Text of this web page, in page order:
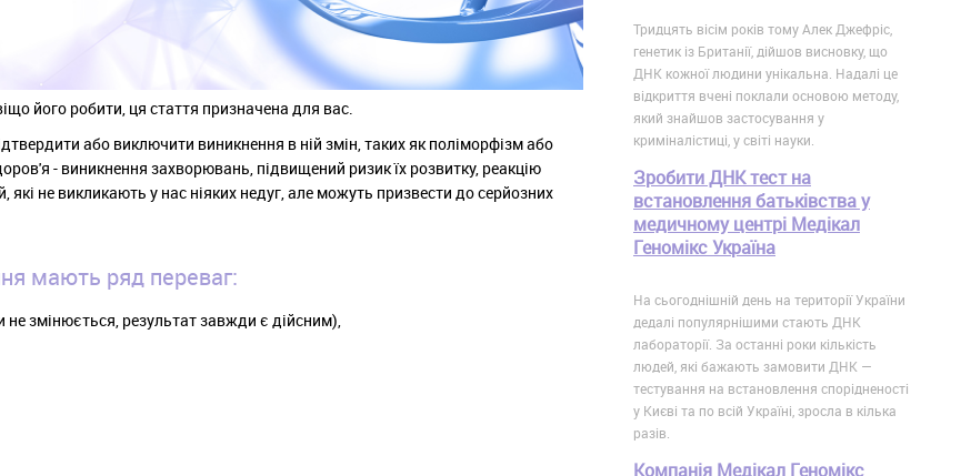
його робити, ця стаття призначена для вас.
або виключити виникнення в ній змін, таких як поліморфізм або
- виникнення захворювань, підвищений ризик їх розвитку, реакцію
які не викликають у нас ніяких недуг, але можуть призвести до серйозних
мають ряд переваг:
не змінюється, результат завжди є дійсним),
Тридцять вісім років тому Алек Джефріс,
генетик із Британії, дійшов висновку, що
ДНК кожної людини унікальна. Надалі це
відкриття вчені поклали основою методу,
який знайшов застосування у
криміналістиці, у світі науки.
Зробити ДНК тест на
встановлення батьківства у
медичному центрі Медікал
Геномікс Україна
На сьогоднішній день на території України
дедалі популярнішими стають ДНК
лабораторії. За останні роки кількість
людей, які бажають замовити ДНК —
тестування на встановлення спорідненості
у Києві та по всій Україні, зросла в кілька
разів.
Компанія Медікал Геномікс